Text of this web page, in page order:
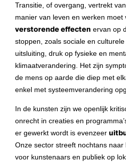
Transitie, of overgang, vertrekt
manier van leven en werken moet
verstorende effecten ervan op
stoppen, zoals sociale en
uitsluiting, druk op fysieke en
klimaatverandering. Het zijn
de mens op aarde die diep met
enkel met systeemverandering
In de kunsten zijn we openlijk
onrecht in creaties en
er gewerkt wordt is evenzeer
Onze sector streeft nochtans naar
voor kunstenaars en publiek op